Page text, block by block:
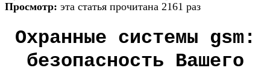
Просмотр: эта статья прочитана 2161 раз
Охранные системы gsm:
безопасность Вашего